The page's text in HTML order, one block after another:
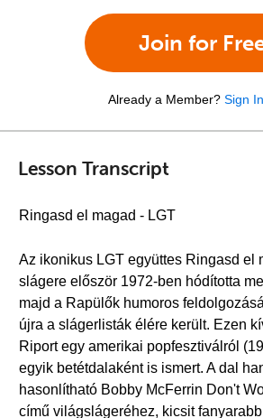
Join for
Already a Member? Sign
Lesson Transcript
Ringasd el magad - LGT
Az ikonikus LGT együttes Ringasd el
slágere először 1972-ben hódította
majd a Rapülők humoros
újra a slágerlisták élére került. Ezen
Riport egy amerikai popfesztiválról
egyik betétdalaként is ismert. A dal
hasonlítható Bobby McFerrin Don't
című világslágeréhez, kicsit